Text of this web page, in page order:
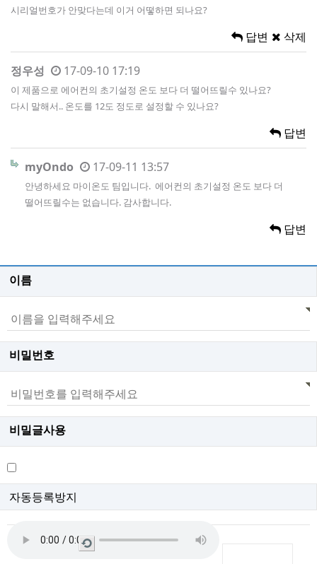
시리얼번호가 안맞다는데 이거 어떻하면 되나요?
답변 삭제
정우성 17-09-10 17:19
이 제품으로 에어컨의 초기설정 온도 보다 더 떨어뜨릴수 있나요?
다시 말해서.. 온도를 12도 정도로 설정할 수 있나요?
답변
myOndo 17-09-11 13:57
안녕하세요 마이온도 팀입니다. 에어컨의 초기설정 온도 보다 더
떨어뜨릴수는 없습니다. 감사합니다.
답변
이름
비밀번호
비밀글사용
자동등록방지
새